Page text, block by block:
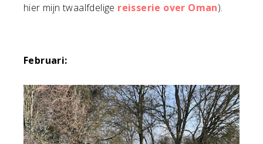
hier mijn twaalfdelige reisserie over Oman).
Februari: